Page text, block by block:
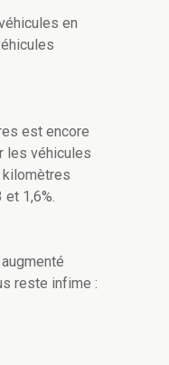
en
est encore
les véhicules
kilomètres
1,6%.
reste infime :